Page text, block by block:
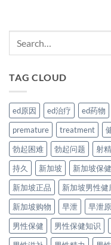
TAG CLOUD
ed原因 ed治疗 ed药物
premature
treatment
勃起困难
勃起问题 射
持久
新加坡 新加坡保
新加坡正品
新加坡男性健
新加坡购物
早泄 早泄
男性保健
男性保健知识